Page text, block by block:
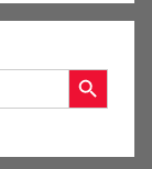
Search Button